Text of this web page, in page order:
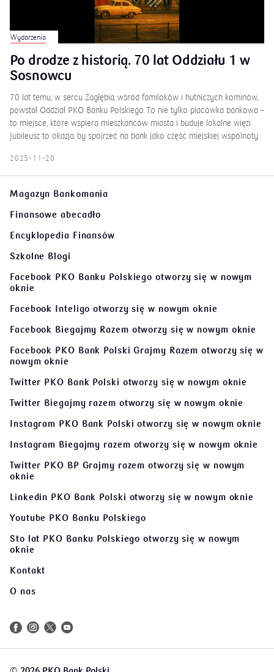
Wydarzenia
Po drodze z historią. 70 lat Oddziału 1 w
Sosnowcu
70 lat temu, w sercu Zagłębia, wśród familoków i hutniczych kominów,
powstał Oddział PKO Banku Polskiego. To nie tylko placówka bankowa –
to miejsce, które wspiera mieszkańców miasta i buduje lokalne więzi.
Jubileusz to okazja, by spojrzeć na bank jako część miejskiej wspólnoty.
2025-11-20
Magazyn Bankomania
Finansowe abecadło
Encyklopedia Finansów
Szkolne Blogi
Facebook PKO Banku Polskiego otworzy się w nowym
oknie
Facebook Inteligo otworzy się w nowym oknie
Facebook Biegajmy Razem otworzy się w nowym oknie
Facebook PKO Bank Polski Grajmy Razemotworzy się w
nowym oknie
Twitter PKO Bank Polski otworzy się w nowym oknie
Twitter Biegajmy razem otworzy się w nowym oknie
Instagram PKO Bank Polski otworzy się w nowym oknie
Instagram Biegajmy razem otworzy się w nowym oknie
Twitter PKO BP Grajmy razem otworzy się w nowym
oknie
Linkedin PKO Bank Polski otworzy się w nowym oknie
Youtube PKO Banku Polskiego
Sto lat PKO Banku Polskiego otworzy się w nowym
oknie
Kontakt
O nas